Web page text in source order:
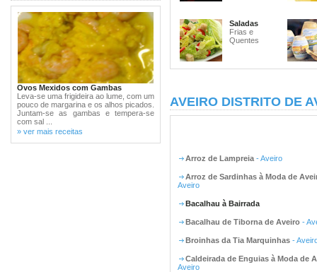
Ovos Mexidos com Gambas
Leva-se uma frigideira ao lume, com um
pouco de margarina e os alhos picados.
Juntam-se as gambas e tempera-se
com sal ...
» ver mais receitas
Saladas
Frias e
Quentes
AVEIRO DISTRITO DE
Arroz de Lampreia - Aveiro
Arroz de Sardinhas à Moda de
Aveiro
Bacalhau à Bairrada
Bacalhau de Tiborna de Aveiro -
Broinhas da Tia Marquinhas -
Caldeirada de Enguias à Moda de
Aveiro